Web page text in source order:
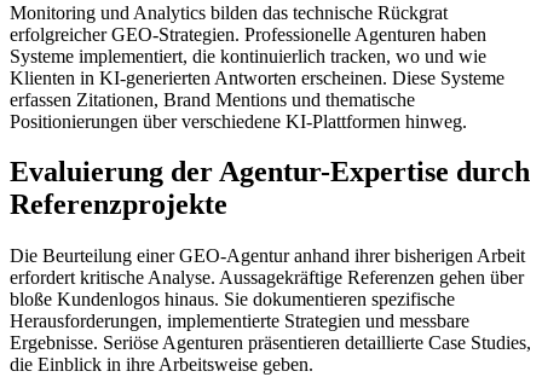
Monitoring und Analytics bilden das technische Rückgrat
erfolgreicher GEO-Strategien. Professionelle Agenturen haben
Systeme implementiert, die kontinuierlich tracken, wo und wie
Klienten in KI-generierten Antworten erscheinen. Diese Systeme
erfassen Zitationen, Brand Mentions und thematische
Positionierungen über verschiedene KI-Plattformen hinweg.
Evaluierung der Agentur-Expertise durch
Referenzprojekte
Die Beurteilung einer GEO-Agentur anhand ihrer bisherigen Arbeit
erfordert kritische Analyse. Aussagekräftige Referenzen gehen über
bloße Kundenlogos hinaus. Sie dokumentieren spezifische
Herausforderungen, implementierte Strategien und messbare
Ergebnisse. Seriöse Agenturen präsentieren detaillierte Case Studies,
die Einblick in ihre Arbeitsweise geben.